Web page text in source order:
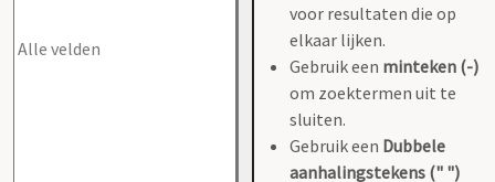
voor resultaten die op
elkaar lijken.
Gebruik een minteken (-)
om zoektermen uit te
sluiten.
Gebruik een Dubbele
aanhalingstekens (" ")